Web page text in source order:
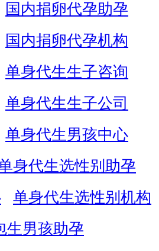
国内捐卵代孕助孕
国内捐卵代孕机构
单身代生生子咨询
单身代生生子公司
单身代生男孩中心
身代生选性别助孕
单身代生选性别机构
生男孩助孕